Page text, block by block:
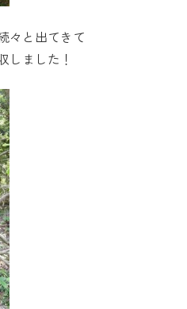
々と出てきて
しました！